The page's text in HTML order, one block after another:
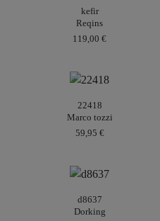
kefir
Reqins
119,00 €
22418
Marco tozzi
59,95 €
d8637
Dorking